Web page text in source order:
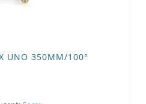
UNO 350MM/100°